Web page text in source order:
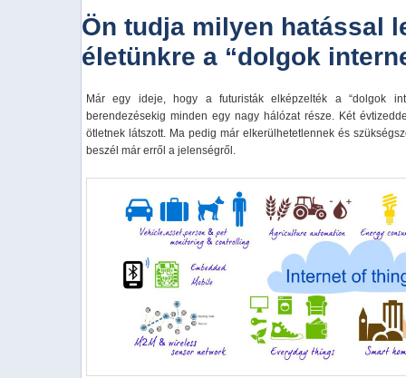
Ön tudja milyen hatással
életünkre a “dolgok
Már egy ideje, hogy a futuristák elképzelték a “dolgok
berendezésekig minden egy nagy hálózat része. Két
ötletnek látszott. Ma pedig már elkerülhetetlennek és
beszél már erről a jelenségről.